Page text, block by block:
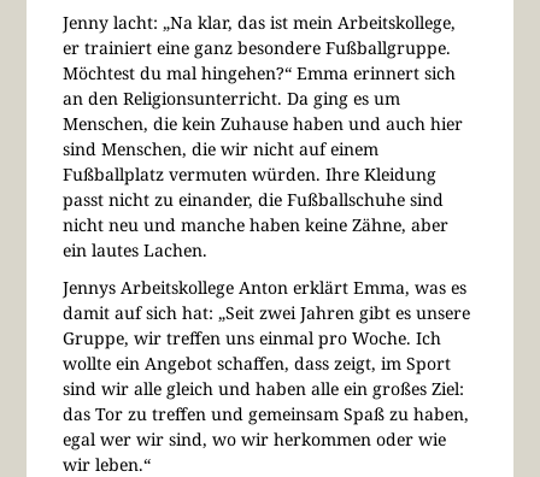
Jenny lacht: „Na klar, das ist mein Arbeitskollege,
er trainiert eine ganz besondere Fußballgruppe.
Möchtest du mal hingehen?“ Emma erinnert sich
an den Religionsunterricht. Da ging es um
Menschen, die kein Zuhause haben und auch hier
sind Menschen, die wir nicht auf einem
Fußballplatz vermuten würden. Ihre Kleidung
passt nicht zu einander, die Fußballschuhe sind
nicht neu und manche haben keine Zähne, aber
ein lautes Lachen.
Jennys Arbeitskollege Anton erklärt Emma, was es
damit auf sich hat: „Seit zwei Jahren gibt es unsere
Gruppe, wir treffen uns einmal pro Woche. Ich
wollte ein Angebot schaffen, dass zeigt, im Sport
sind wir alle gleich und haben alle ein großes Ziel:
das Tor zu treffen und gemeinsam Spaß zu haben,
egal wer wir sind, wo wir herkommen oder wie
wir leben.“